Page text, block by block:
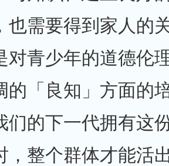
也需要得到家人的
对青少年的道德伦
的「良知」方面的
们的下一代拥有这
，整个群体才能活